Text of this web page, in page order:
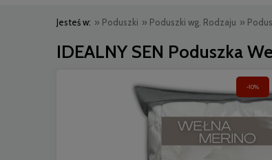
Jesteś w: » Poduszki » Poduszki wg. Rodzaju »
IDEALNY SEN Poduszka
-10%